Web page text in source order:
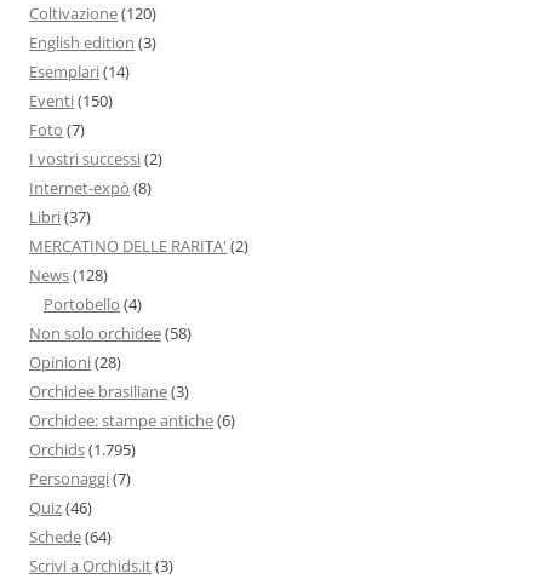
Coltivazione(120)
English edition (3)
Esemplari(14)
Eventi(150)
Foto (7)
I vostri successi(2)
Internet-expò (8)
Libri(37)
MERCATINO DELLE RARITA' (2)
News(128)
Portobello (4)
Non solo orchidee(58)
Opinioni(28)
Orchidee brasiliane(3)
Orchidee: stampe antiche(6)
Orchids(1.795)
Personaggi(7)
Quiz(46)
Schede(64)
Scrivi a Orchids.it(3)